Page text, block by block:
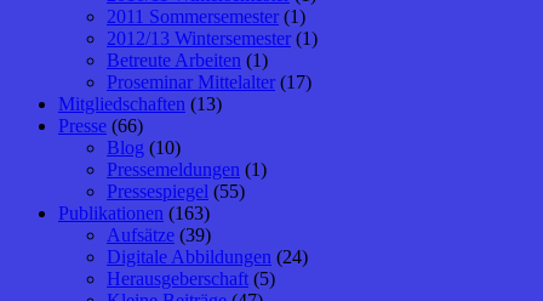
2011 Sommersemester (1)
2012/13 Wintersemester (1)
Betreute Arbeiten (1)
Proseminar Mittelalter (17)
Mitgliedschaften (13)
Presse (66)
Blog (10)
Pressemeldungen (1)
Pressespiegel (55)
Publikationen (163)
Aufsätze (39)
Digitale Abbildungen (24)
Herausgeberschaft (5)